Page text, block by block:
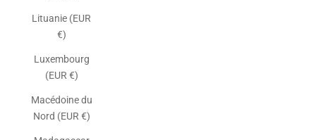
Lituanie (EUR
€)
Luxembourg
(EUR €)
Macédoine du
Nord (EUR €)